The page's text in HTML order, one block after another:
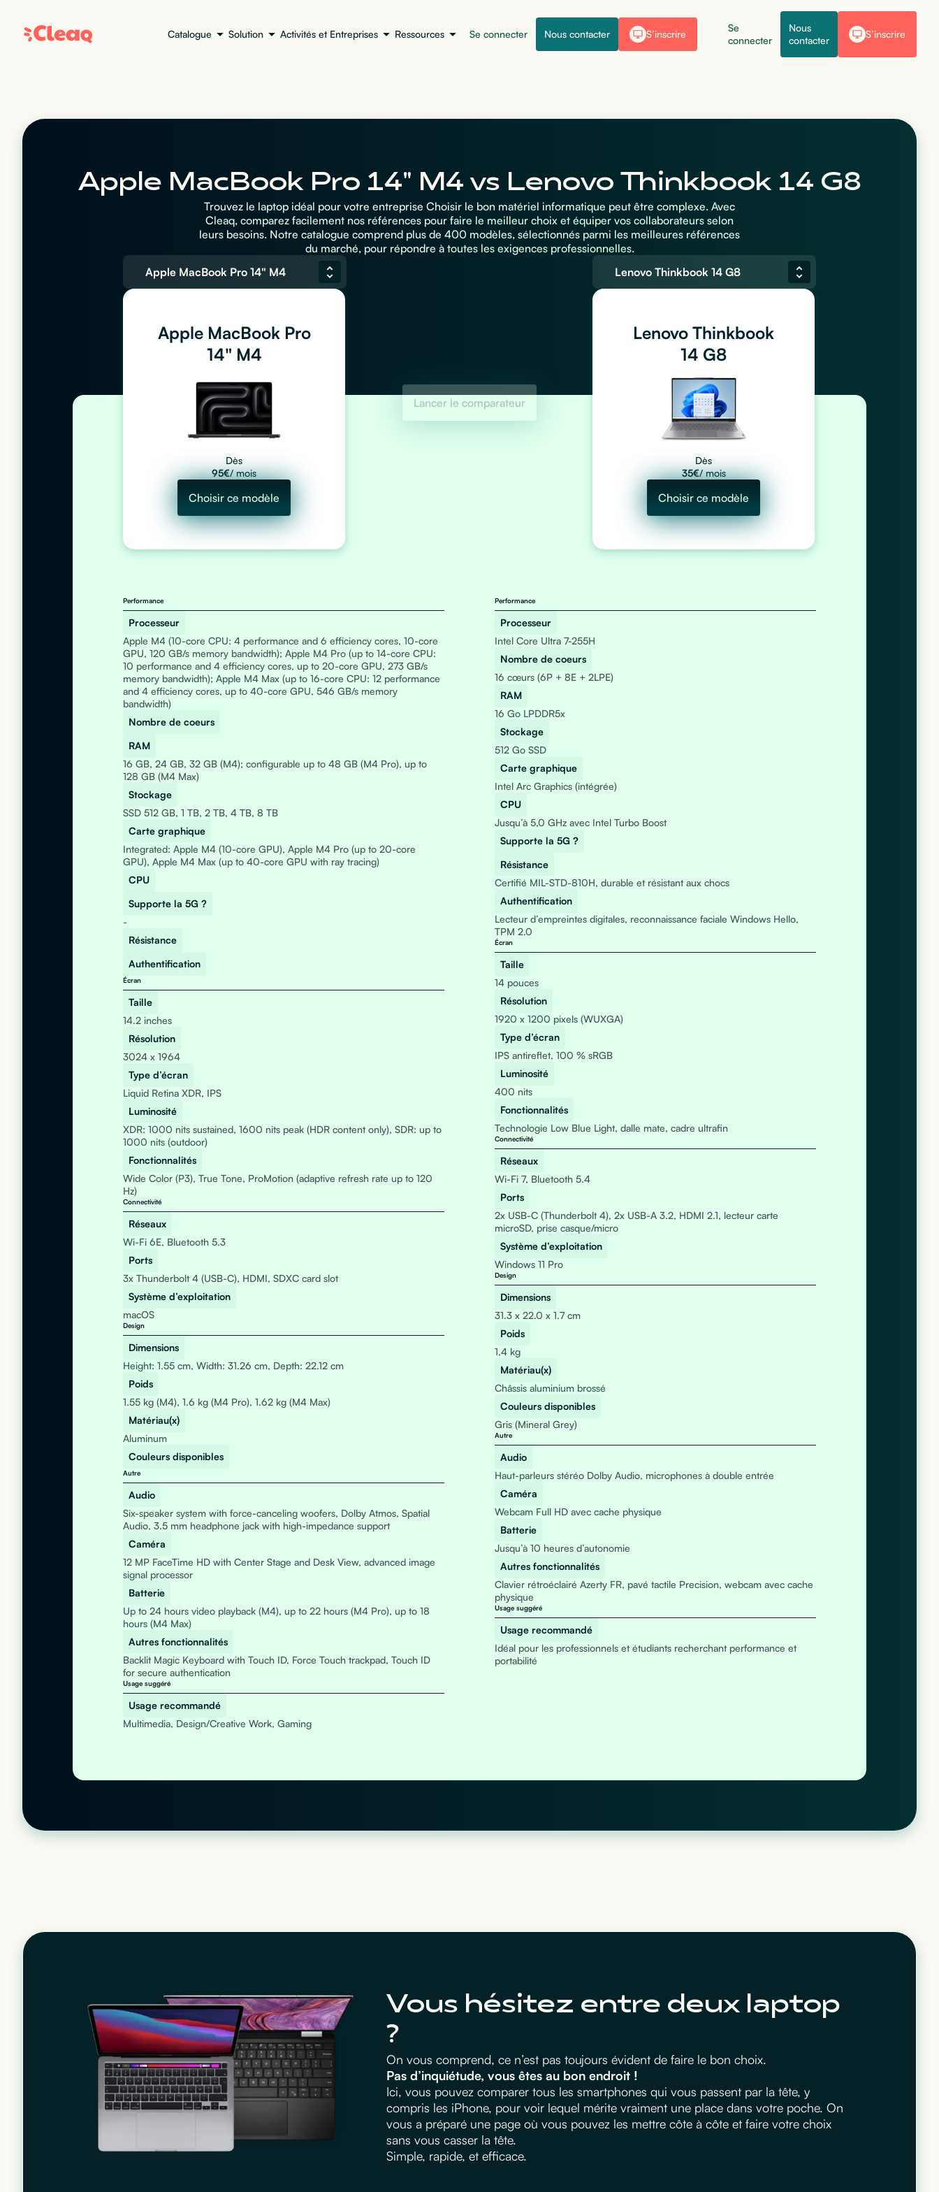
Catalogue Solution Activités et Entreprises Ressources Se connecter Nous contacter S’inscrire
Se
connecter
Nous
contacter
S’inscrire
Apple MacBook Pro 14" M4 vs Lenovo Thinkbook 14 G8
Trouvez le laptop idéal pour votre entreprise Choisir le bon matériel informatique peut être complexe. Avec
Cleaq, comparez facilement nos références pour faire le meilleur choix et équiper vos collaborateurs selon
leurs besoins. Notre catalogue comprend plus de 400 modèles, sélectionnés parmi les meilleures références
du marché, pour répondre à toutes les exigences professionnelles.
Apple MacBook Pro 14" M4
Apple MacBook Pro
14" M4
Dès
95€/ mois
Choisir ce modèle
Lancer le comparateur
Lenovo Thinkbook 14 G8
Lenovo Thinkbook
14 G8
Dès
35€/ mois
Choisir ce modèle
Performance
Processeur
Apple M4 (10-core CPU: 4 performance and 6 efficiency cores, 10-core
GPU, 120 GB/s memory bandwidth); Apple M4 Pro (up to 14-core CPU:
10 performance and 4 efficiency cores, up to 20-core GPU, 273 GB/s
memory bandwidth); Apple M4 Max (up to 16-core CPU: 12 performance
and 4 efficiency cores, up to 40-core GPU, 546 GB/s memory
bandwidth)
Nombre de coeurs
RAM
16 GB, 24 GB, 32 GB (M4); configurable up to 48 GB (M4 Pro), up to
128 GB (M4 Max)
Stockage
SSD 512 GB, 1 TB, 2 TB, 4 TB, 8 TB
Carte graphique
Integrated: Apple M4 (10-core GPU), Apple M4 Pro (up to 20-core
GPU), Apple M4 Max (up to 40-core GPU with ray tracing)
CPU
Supporte la 5G ?
-
Résistance
Authentification
Écran
Taille
14.2 inches
Résolution
3024 x 1964
Type d’écran
Liquid Retina XDR, IPS
Luminosité
XDR: 1000 nits sustained, 1600 nits peak (HDR content only), SDR: up to
1000 nits (outdoor)
Fonctionnalités
Wide Color (P3), True Tone, ProMotion (adaptive refresh rate up to 120
Hz)
Connectivité
Réseaux
Wi-Fi 6E, Bluetooth 5.3
Ports
3x Thunderbolt 4 (USB-C), HDMI, SDXC card slot
Système d’exploitation
macOS
Design
Dimensions
Height: 1.55 cm, Width: 31.26 cm, Depth: 22.12 cm
Poids
1.55 kg (M4), 1.6 kg (M4 Pro), 1.62 kg (M4 Max)
Matériau(x)
Aluminum
Couleurs disponibles
Autre
Audio
Six-speaker system with force-canceling woofers, Dolby Atmos, Spatial
Audio, 3.5 mm headphone jack with high-impedance support
Caméra
12 MP FaceTime HD with Center Stage and Desk View, advanced image
signal processor
Batterie
Up to 24 hours video playback (M4), up to 22 hours (M4 Pro), up to 18
hours (M4 Max)
Autres fonctionnalités
Backlit Magic Keyboard with Touch ID, Force Touch trackpad, Touch ID
for secure authentication
Usage suggéré
Usage recommandé
Multimedia, Design/Creative Work, Gaming
Performance
Processeur
Intel Core Ultra 7-255H
Nombre de coeurs
16 cœurs (6P + 8E + 2LPE)
RAM
16 Go LPDDR5x
Stockage
512 Go SSD
Carte graphique
Intel Arc Graphics (intégrée)
CPU
Jusqu’à 5,0 GHz avec Intel Turbo Boost
Supporte la 5G ?
Résistance
Certifié MIL-STD-810H, durable et résistant aux chocs
Authentification
Lecteur d’empreintes digitales, reconnaissance faciale Windows Hello,
TPM 2.0
Écran
Taille
14 pouces
Résolution
1920 x 1200 pixels (WUXGA)
Type d’écran
IPS antireflet, 100 % sRGB
Luminosité
400 nits
Fonctionnalités
Technologie Low Blue Light, dalle mate, cadre ultrafin
Connectivité
Réseaux
Wi-Fi 7, Bluetooth 5.4
Ports
2x USB-C (Thunderbolt 4), 2x USB-A 3.2, HDMI 2.1, lecteur carte
microSD, prise casque/micro
Système d’exploitation
Windows 11 Pro
Design
Dimensions
31.3 x 22.0 x 1.7 cm
Poids
1,4 kg
Matériau(x)
Châssis aluminium brossé
Couleurs disponibles
Gris (Mineral Grey)
Autre
Audio
Haut-parleurs stéréo Dolby Audio, microphones à double entrée
Caméra
Webcam Full HD avec cache physique
Batterie
Jusqu’à 10 heures d’autonomie
Autres fonctionnalités
Clavier rétroéclairé Azerty FR, pavé tactile Precision, webcam avec cache
physique
Usage suggéré
Usage recommandé
Idéal pour les professionnels et étudiants recherchant performance et
portabilité
Vous hésitez entre deux laptop
?
On vous comprend, ce n’est pas toujours évident de faire le bon choix.
Pas d’inquiétude, vous êtes au bon endroit !
Ici, vous pouvez comparer tous les smartphones qui vous passent par la tête, y
compris les iPhone, pour voir lequel mérite vraiment une place dans votre poche. On
vous a préparé une page où vous pouvez les mettre côte à côte et faire votre choix
sans vous casser la tête.
Simple, rapide, et efficace.